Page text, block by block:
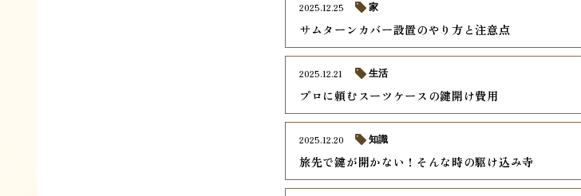
サムターンカバー設置のやり方と注意点
2025.12.25 家
プロに頼むスーツケースの鍵開け費用
2025.12.21 生活
旅先で鍵が開かない！そんな時の駆け込み寺
2025.12.20 知識